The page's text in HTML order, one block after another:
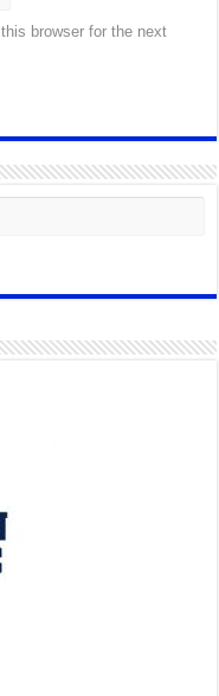
browser for the next